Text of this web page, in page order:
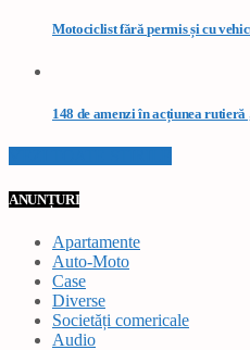
Motociclist fără permis și cu
148 de amenzi în acțiunea
ANUNȚURI
Apartamente
Auto-Moto
Case
Diverse
Societăți comericale
Audio